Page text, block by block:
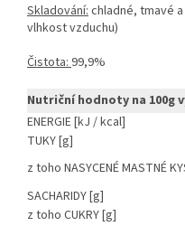
Skladování:chladné, tmavé a
vlhkost vzduchu)
Čistota:99,9%
Nutriční hodnoty na 100g
ENERGIE [kJ / kcal]
TUKY [g]
z toho NASYCENÉ MASTNÉ
SACHARIDY [g]
z toho CUKRY [g]